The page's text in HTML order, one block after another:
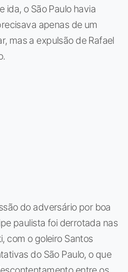
ida, o São Paulo havia
apenas de um
mas a expulsão de Rafael
do adversário por boa
paulista foi derrotada nas
com o goleiro Santos
do São Paulo, o que